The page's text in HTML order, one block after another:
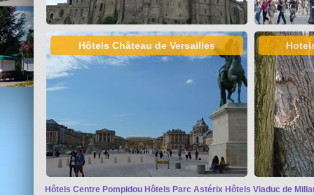
Hôtels Château de Versailles
Hôtels Centre Pompidou Hôtels Parc Astérix Hôtels Viaduc de